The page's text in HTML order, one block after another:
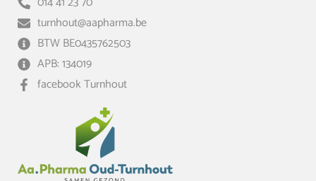
turnhout@aapharma.be
BTW BE0435762503
APB: 134019
facebook Turnhout